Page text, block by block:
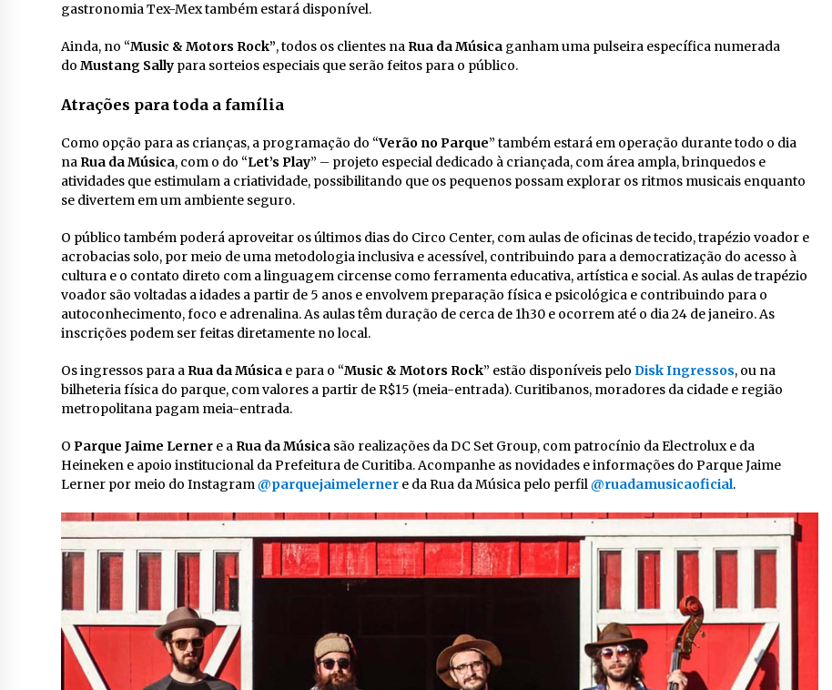
gastronomia Tex-Mex também estará disponível.
Ainda, no “Music & Motors Rock”, todos os clientes na Rua da Música ganham uma pulseira específica numerada
do Mustang Sally para sorteios especiais que serão feitos para o público.
Atrações para toda a família
Como opção para as crianças, a programação do “Verão no Parque” também estará em operação durante todo o dia
na Rua da Música, com o do “Let’s Play” – projeto especial dedicado à criançada, com área ampla, brinquedos e
atividades que estimulam a criatividade, possibilitando que os pequenos possam explorar os ritmos musicais enquanto
se divertem em um ambiente seguro.
O público também poderá aproveitar os últimos dias do Circo Center, com aulas de oficinas de tecido, trapézio voador e
acrobacias solo, por meio de uma metodologia inclusiva e acessível, contribuindo para a democratização do acesso à
cultura e o contato direto com a linguagem circense como ferramenta educativa, artística e social. As aulas de trapézio
voador são voltadas a idades a partir de 5 anos e envolvem preparação física e psicológica e contribuindo para o
autoconhecimento, foco e adrenalina. As aulas têm duração de cerca de 1h30 e ocorrem até o dia 24 de janeiro. As
inscrições podem ser feitas diretamente no local.
Os ingressos para a Rua da Música e para o “Music & Motors Rock” estão disponíveis pelo Disk Ingressos, ou na
bilheteria física do parque, com valores a partir de R$15 (meia-entrada). Curitibanos, moradores da cidade e região
metropolitana pagam meia-entrada.
O Parque Jaime Lerner e a Rua da Música são realizações da DC Set Group, com patrocínio da Electrolux e da
Heineken e apoio institucional da Prefeitura de Curitiba. Acompanhe as novidades e informações do Parque Jaime
Lerner por meio do Instagram@parquejaimelerner e da Rua da Música pelo perfil@ruadamusicaoficial.